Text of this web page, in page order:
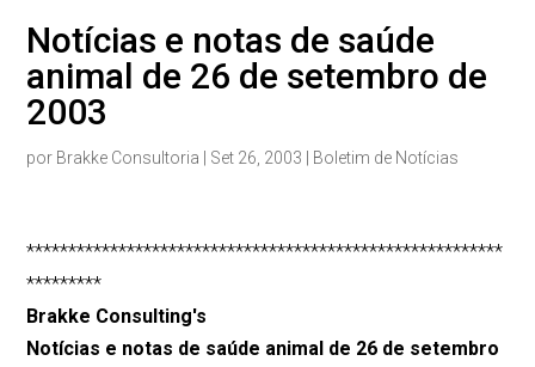
Notícias e notas de saúde
animal de 26 de setembro de
2003
por Brakke Consultoria Set 26, 2003 Boletim de Notícias
*********************************************************
*********
Brakke Consulting's
Notícias e notas de saúde animal de 26 de setembro